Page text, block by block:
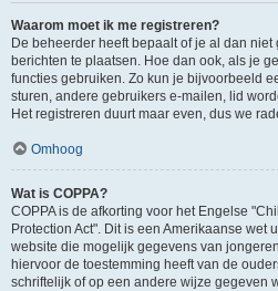
Waarom moet ik me registreren?
De beheerder heeft bepaalt of je al dan
berichten te plaatsen. Hoe dan ook, als je
functies gebruiken. Zo kun je bijvoorbeeld
sturen, andere gebruikers e-mailen, lid
Het registreren duurt maar even, dus we
Omhoog
Wat is COPPA?
COPPA is de afkorting voor het Engelse
Protection Act". Dit is een Amerikaanse wet
website die mogelijk gegevens van
hiervoor de toestemming heeft van de
schriftelijk of op een andere wijze gegeven